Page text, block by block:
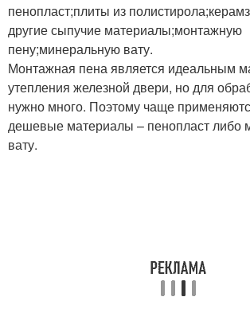
пенопласт;плиты из
другие сыпучие материалы;монтажную
пену;минеральную вату.
Монтажная пена является идеальным
утепления железной двери, но для
нужно много. Поэтому чаще
дешевые материалы – пенопласт либо
вату.